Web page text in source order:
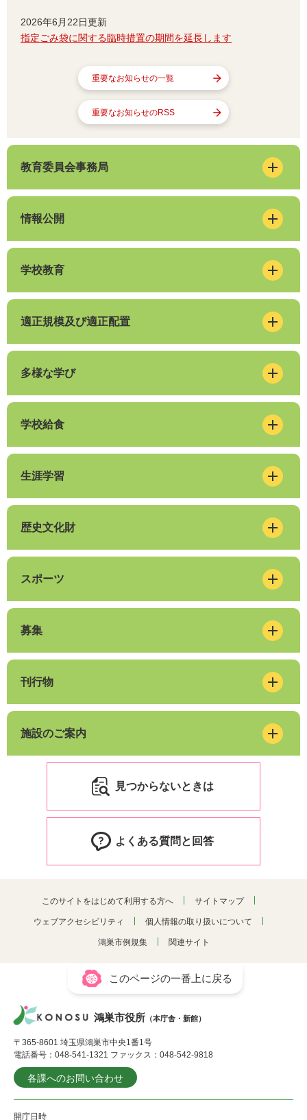
2026年6月22日更新
指定ごみ袋に関する臨時措置の期間を延長します
重要なお知らせの一覧
重要なお知らせのRSS
教育委員会事務局
情報公開
学校教育
適正規模及び適正配置
多様な学び
学校給食
生涯学習
歴史文化財
スポーツ
募集
刊行物
施設のご案内
見つからないときは
よくある質問と回答
このサイトをはじめて利用する方へ サイトマップ
ウェブアクセシビリティ 個人情報の取り扱いについて
鴻巣市例規集 関連サイト
このページの一番上に戻る
鴻巣市役所 （本庁舎・新館）
〒365-8601 埼玉県鴻巣市中央1番1号
電話番号：048-541-1321 ファックス：048-542-9818
各課へのお問い合わせ
開庁日時